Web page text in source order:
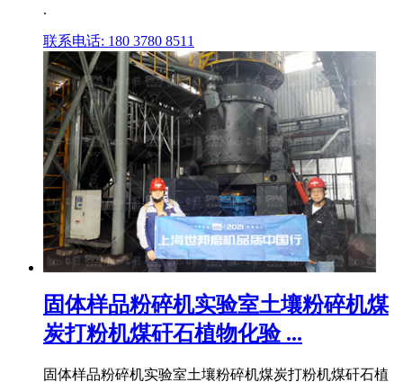
.
联系电话: 180 3780 8511
固体样品粉碎机实验室土壤粉碎机煤
炭打粉机煤矸石植物化验 ...
固体样品粉碎机实验室土壤粉碎机煤炭打粉机煤矸石植